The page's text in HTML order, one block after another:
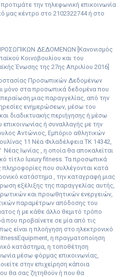
την τηλεφωνική επικοινωνία
μας κέντρο στο 2102322744 ή στο
ΔΕΔΟΜΕΝΩΝ [Κανονισμός
Κοινοβουλίου και του
Ένωσης της 27ης Απριλίου 2016]
Προσωπικών Δεδομένων
μόνο στα προσωπικά δεδομένα που
μιας παραγγελίας, από την
ενημερώσεων, μέσω του
διαδικτυακής περιήγησης ή μέσω
ή συναλλαγής με την
Αντώνιος, Εμπόριο αθλητικών
11 Νέα Φιλαδέλφεια ΤΚ 14342,
Νέας Ιωνίας , η οποία θα αποκαλείται
τίτλο luxury fitness . Τα προσωπικά
που συλλέγονται κατά
κατάστημα , την καταγραφή μιας
εξέλιξης της παραγγελίας αυτής,
και προωθητικών ενεργειών,
παραμέτρων απόδοσης του
ή με κάθε άλλο θεμιτό τρόπο
που προβαίνετε σε μία από τις
είναι η πλοήγηση στο ηλεκτρονικό
Equipment , η πραγματοποίηση
κατάστημα, η τοποθέτηση
μέσω φόρμας επικοινωνίας,
στην επιχείρηση κάποια
θα σας ζητηθούν ή που θα